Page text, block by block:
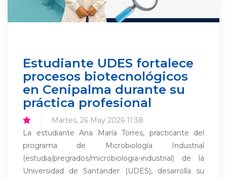
Estudiante UDES fortalece
procesos biotecnológicos
en Cenipalma durante su
práctica profesional
Martes, 26 May 2026 11:38
La estudiante Ana María Torres, practicante del
programa de Microbiología Industrial
(estudia/pregrados/microbiologia-industrial) de la
Universidad de Santander (UDES), desarrolla su